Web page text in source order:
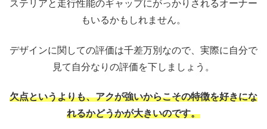
ステリアと走行性能のギャップにがっかりされるオーナー
もいるかもしれません。
デザインに関しての評価は千差万別なので、実際に自分で
見て自分なりの評価を下しましょう。
欠点というよりも、アクが強いからこその特徴を好きにな
れるかどうかが大きいのです。